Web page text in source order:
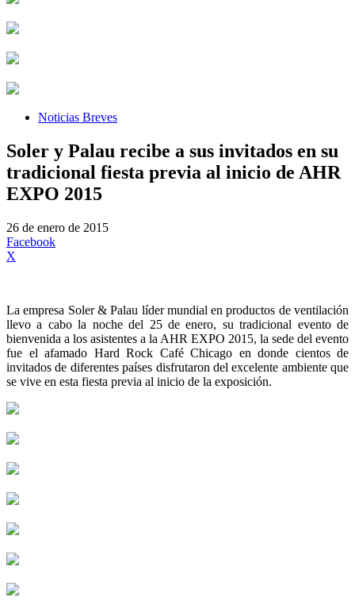
Noticias Breves
Soler y Palau recibe a sus invitados en su
tradicional fiesta previa al inicio de AHR
EXPO 2015
26 de enero de 2015
Facebook
X
La empresa Soler & Palau líder mundial en productos de ventilación
llevo a cabo la noche del 25 de enero, su tradicional evento de
bienvenida a los asistentes a la AHR EXPO 2015, la sede del evento
fue el afamado Hard Rock Café Chicago en donde cientos de
invitados de diferentes países disfrutaron del excelente ambiente que
se vive en esta fiesta previa al inicio de la exposición.